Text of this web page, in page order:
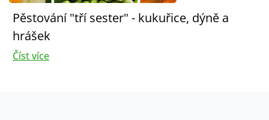
Pěstování "tří sester" - kukuřice, dýně a
hrášek
Číst více